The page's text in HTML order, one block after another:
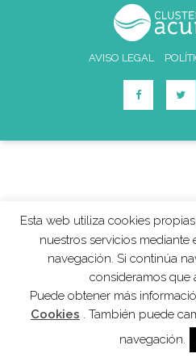
AVISO LEGAL
Esta web utiliza cookies
nuestros servicios mediante
navegación. Si continúa
consideramos que
Puede obtener más
Cookies . También puede
navegación.